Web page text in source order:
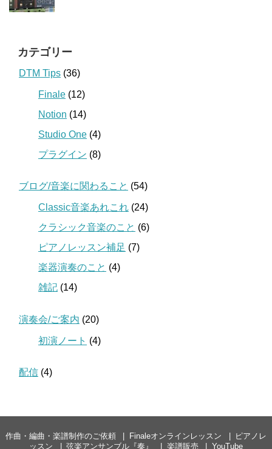
カテゴリー
DTM Tips (36)
Finale (12)
Notion (14)
Studio One (4)
プラグイン (8)
ブログ/音楽に関わること (54)
Classic音楽あれこれ (24)
クラシック音楽のこと (6)
ピアノレッスン補足 (7)
楽器演奏のこと (4)
雑記 (14)
演奏会/ご案内 (20)
初演ノート (4)
配信 (4)
作曲・編曲・楽譜制作のご依頼 Finaleオンラインレッスン
ピアノレ
ッスン
弦楽アンサンブル『奏』 楽譜販売 YouTube